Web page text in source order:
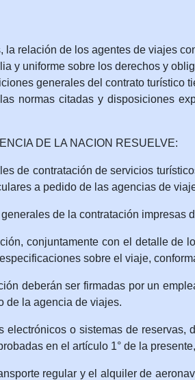
relación de los agentes de viajes
y uniforme sobre los derechos y
generales del contrato turístico
normas citadas y disposiciones
DE LA NACION RESUELVE:
de contratación de servicios
a pedido de las agencias de
de la contratación
conjuntamente con el detalle de
sobre el viaje,
deberán ser firmadas por un
de la agencia de viajes.
o sistemas de
en el artículo 1° de la
regular y el alquiler de